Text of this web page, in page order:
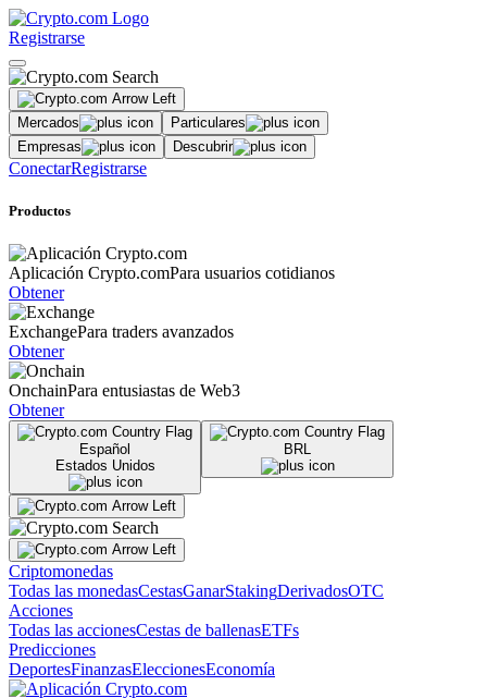
Registrarse
Mercados
Particulares
Empresas
Descubrir
ConectarRegistrarse
Productos
Aplicación Crypto.comPara usuarios cotidianos
Obtener
ExchangePara traders avanzados
Obtener
OnchainPara entusiastas de Web3
Obtener
Español
Estados Unidos
BRL
Criptomonedas
Todas las monedasCestasGanarStakingDerivadosOTC
Acciones
Todas las accionesCestas de ballenasETFs
Predicciones
DeportesFinanzasEleccionesEconomía